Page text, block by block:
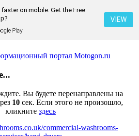
on mobile. Get the Free
Play
VIEW
портал Motogon.ru
Вы будете перенаправлены на
10сек. Если этого не произошло,
кликните здесь
commercial-washrooms-